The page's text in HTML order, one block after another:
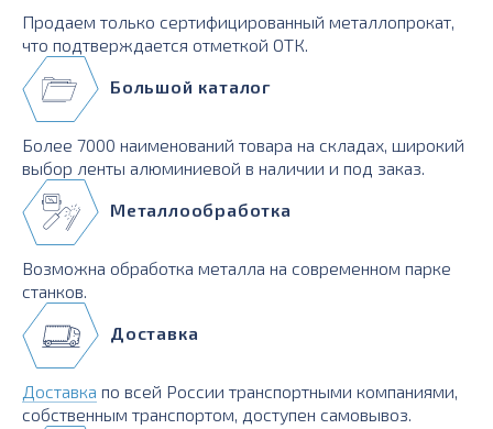
Продаем только сертифицированный металлопрокат,
что подтверждается отметкой ОТК.
Большой каталог
Более 7000 наименований товара на складах, широкий
выбор ленты алюминиевой в наличии и под заказ.
Металлообработка
Возможна обработка металла на современном парке
станков.
Доставка
Доставка по всей России транспортными компаниями,
собственным транспортом, доступен самовывоз.